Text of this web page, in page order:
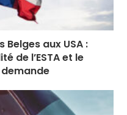
Belges aux USA :
de l’ESTA et le